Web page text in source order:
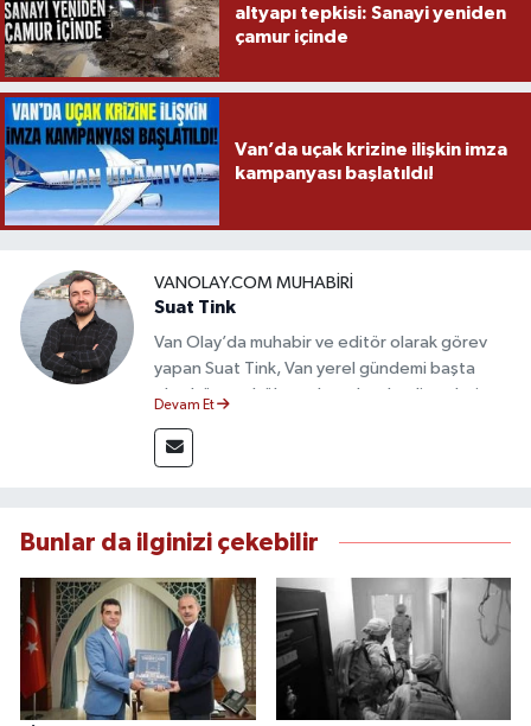
altyapı tepkisi: Sanayi yeniden
çamur içinde
Van’da uçak krizine ilişkin imza
kampanyası başlatıldı!
VANOLAY.COM MUHABIRI
Suat Tink
Van Olay’da muhabir ve editör olarak görev
yapan Suat Tink, Van yerel gündemi başta
olmak üzere bölgesel ve ulusal gelişmeleri
mezunu olan Tink, sahadan edindiği bilgilerle
doğruluk, tarafsızlık ve etik ilkeler
Devam Et
Bunlar da ilginizi çekebilir